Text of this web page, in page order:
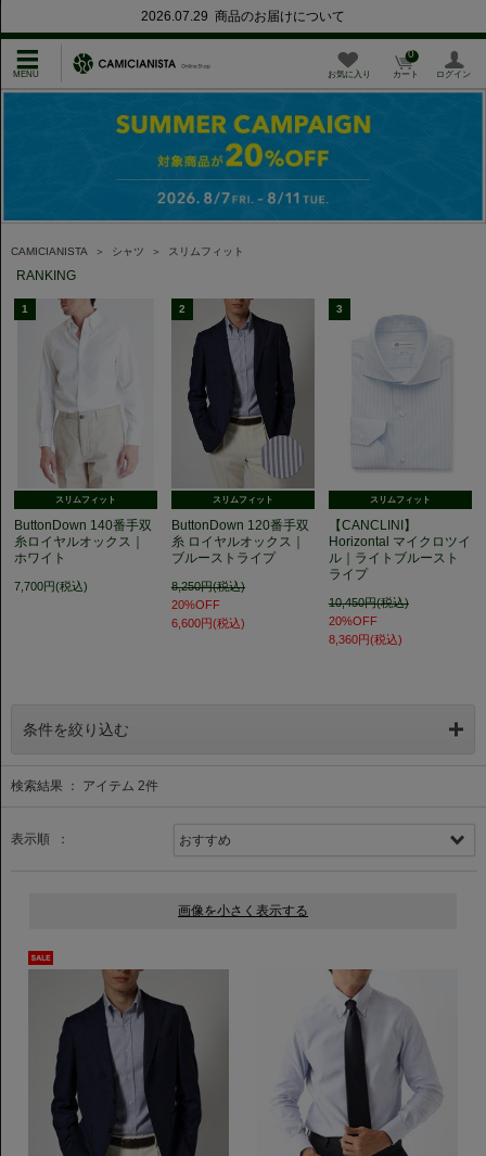
2026.07.29 商品のお届けについて
お気に入り カート
0
ログイン
CAMICIANISTA ＞ シャツ ＞ スリムフィット
RANKING
1
スリムフィット
ButtonDown 140番手双
糸ロイヤルオックス｜
ホワイト
7,700円(税込)
2
スリムフィット
ButtonDown 120番手双
糸 ロイヤルオックス｜
ブルーストライプ
8,250円(税込)
20%OFF
6,600円(税込)
3
スリムフィット
【CANCLINI】
Horizontal マイクロツイ
ル｜ライトブルースト
ライプ
10,450円(税込)
20%OFF
8,360円(税込)
条件を絞り込む
検索結果 ： アイテム 2件
表示順 ：